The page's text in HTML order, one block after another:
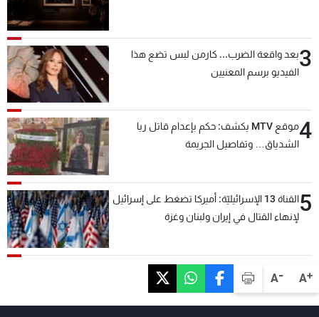
A+
A-
3بعد واقعة الضرب... كارمن لبس تضع هذا
الفيديو برسم المعنيين
4
موقع MTV يكشف: حكم بإعدام قاتل ريا
الشدياق… وتفاصيل الجريمة
5
القناة 13 الإسرائيليّة: أميركا تضغط على إسرائيل
لإنهاء القتال في إيران ولبنان وغزة